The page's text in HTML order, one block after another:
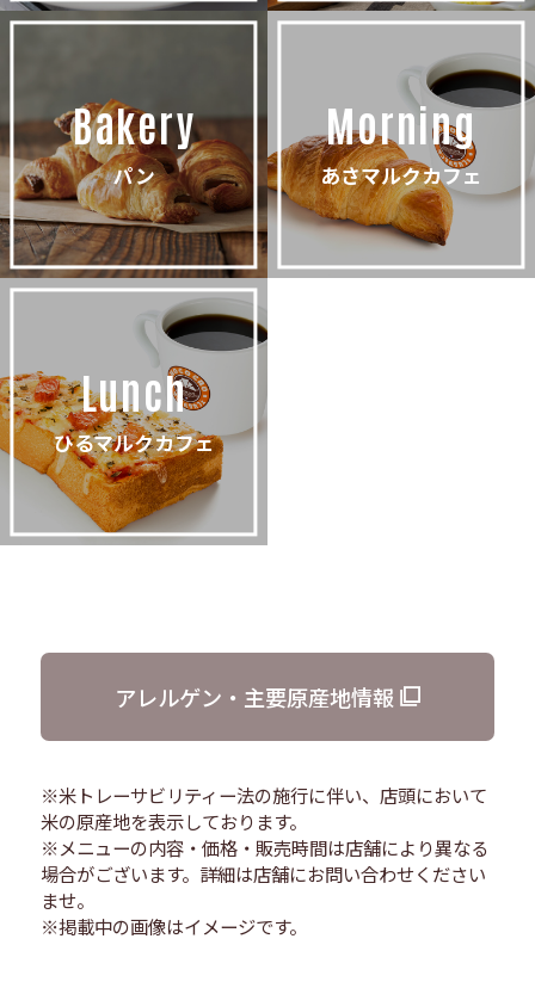
Bakery
パン
Morning
あさマルクカフェ
Lunch
ひるマルクカフェ
アレルゲン・主要原産地情報
※米トレーサビリティー法の施行に伴い、店頭において
米の原産地を表示しております。
※メニューの内容・価格・販売時間は店舗により異なる
場合がございます。詳細は店舗にお問い合わせください
ませ。
※掲載中の画像はイメージです。